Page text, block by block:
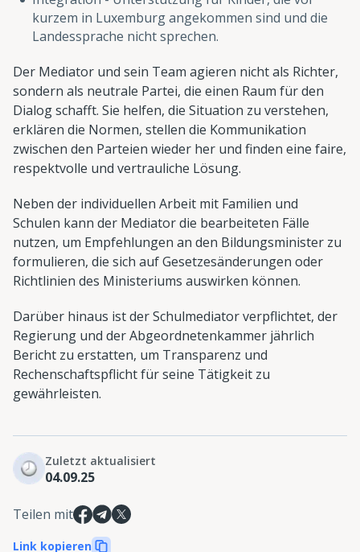
kurzem in Luxemburg angekommen sind und die
Landessprache nicht sprechen.
Der Mediator und sein Team agieren nicht als Richter,
sondern als neutrale Partei, die einen Raum für den
Dialog schafft. Sie helfen, die Situation zu verstehen,
erklären die Normen, stellen die Kommunikation
zwischen den Parteien wieder her und finden eine faire,
respektvolle und vertrauliche Lösung.
Neben der individuellen Arbeit mit Familien und
Schulen kann der Mediator die bearbeiteten Fälle
nutzen, um Empfehlungen an den Bildungsminister zu
formulieren, die sich auf Gesetzesänderungen oder
Richtlinien des Ministeriums auswirken können.
Darüber hinaus ist der Schulmediator verpflichtet, der
Regierung und der Abgeordnetenkammer jährlich
Bericht zu erstatten, um Transparenz und
Rechenschaftspflicht für seine Tätigkeit zu
gewährleisten.
Zuletzt aktualisiert
04.09.25
Teilen mit
Link kopieren